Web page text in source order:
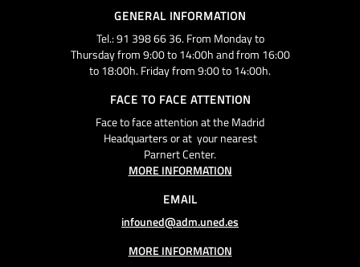
GENERAL INFORMATION
Tel.: 91 398 66 36. From Monday to
Thursday from 9:00 to 14:00h and from 16:00
to 18:00h. Friday from 9:00 to 14:00h.
FACE TO FACE ATTENTION
Face to face attention at the Madrid
Headquarters or at your nearest
Parnert Center.
MORE INFORMATION
EMAIL
infouned@adm.uned.es
MORE INFORMATION